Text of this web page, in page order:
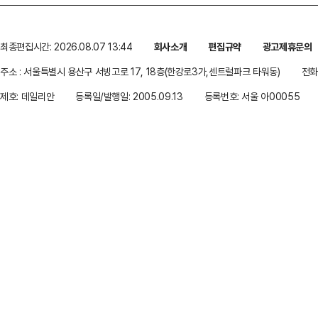
최종편집시간: 2026.08.07 13:44 회사소개 편집규약
광고제휴문의
주소 : 서울특별시 용산구 서빙고로 17, 18층(한강로3가,센트럴파크 타워동)
전
제호: 데일리안
등록일/발행일: 2005.09.13 등록번호: 서울 아00055